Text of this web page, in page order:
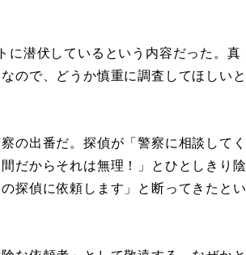
潜伏しているという内容だった。真
ので、どうか慎重に調査してほしいと
の出番だ。探偵が「警察に相談してく
だからそれは無理！」とひとしきり陰
探偵に依頼します」と断ってきたとい